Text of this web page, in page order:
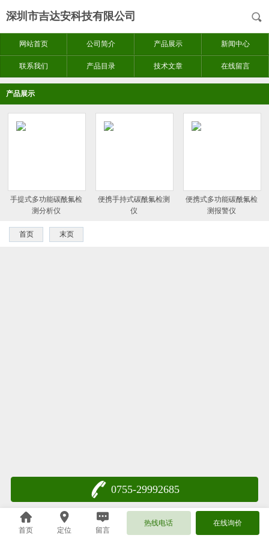
深圳市吉达安科技有限公司
网站首页 公司简介 产品展示 新闻中心
联系我们 产品目录 技术文章 在线留言
产品展示
手提式多功能碳酰氟检
测分析仪
便携手持式碳酰氟检测
仪
便携式多功能碳酰氟检
测报警仪
首页 末页
0755-29992685
首页 定位 留言
热线电话 在线询价